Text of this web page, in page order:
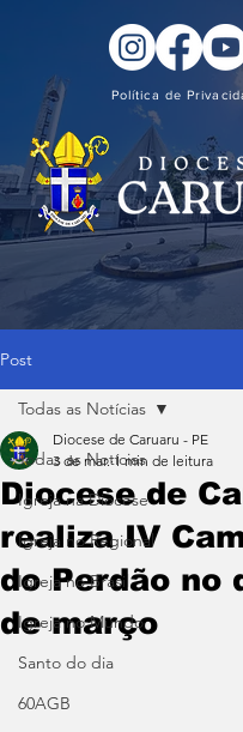
Política de
Post
Todas as Notícias
Igreja na Diocese
Igreja no Regional
Igreja no Brasil
Igreja no Mundo
Santo do dia
60AGB
Todas as Notícias
Diocese de
realiza IV
do Perdão no
de março
Diocese de Caruaru - PE
3 de mar. 1 min de leitura